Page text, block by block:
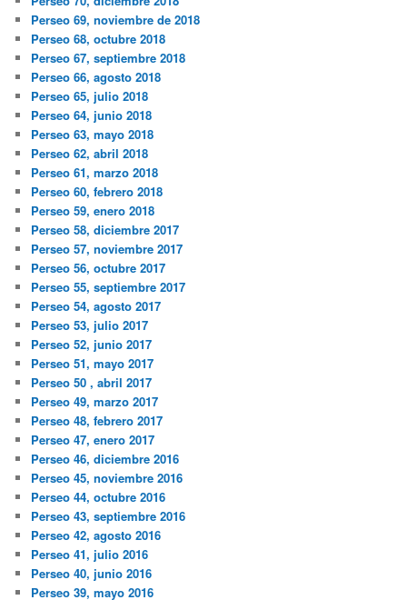
Perseo 69, noviembre de 2018
Perseo 68, octubre 2018
Perseo 67, septiembre 2018
Perseo 66, agosto 2018
Perseo 65, julio 2018
Perseo 64, junio 2018
Perseo 63, mayo 2018
Perseo 62, abril 2018
Perseo 61, marzo 2018
Perseo 60, febrero 2018
Perseo 59, enero 2018
Perseo 58, diciembre 2017
Perseo 57, noviembre 2017
Perseo 56, octubre 2017
Perseo 55, septiembre 2017
Perseo 54, agosto 2017
Perseo 53, julio 2017
Perseo 52, junio 2017
Perseo 51, mayo 2017
Perseo 50 , abril 2017
Perseo 49, marzo 2017
Perseo 48, febrero 2017
Perseo 47, enero 2017
Perseo 46, diciembre 2016
Perseo 45, noviembre 2016
Perseo 44, octubre 2016
Perseo 43, septiembre 2016
Perseo 42, agosto 2016
Perseo 41, julio 2016
Perseo 40, junio 2016
Perseo 39, mayo 2016